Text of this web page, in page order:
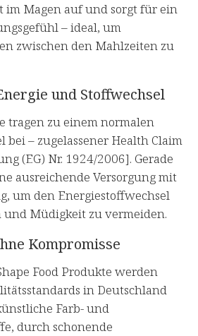
Magen auf und sorgt für ein
– ideal, um
zwischen den Mahlzeiten zu
und Stoffwechsel
tragen zu einem normalen
bei – zugelassener Health Claim
(EG) Nr. 1924/2006]. Gerade
ausreichende Versorgung mit
um den Energiestoffwechsel
Müdigkeit zu vermeiden.
Kompromisse
Food Produkte werden
in Deutschland
Farb- und
durch schonende